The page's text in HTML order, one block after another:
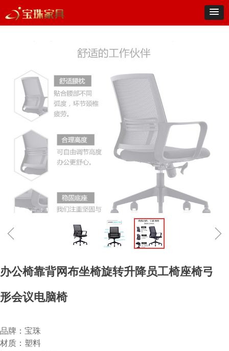
ꁆ ꁇ
品牌：宝珠
材质：塑料
办公椅靠背网布坐椅旋转升降员工椅座椅弓
形会议电脑椅